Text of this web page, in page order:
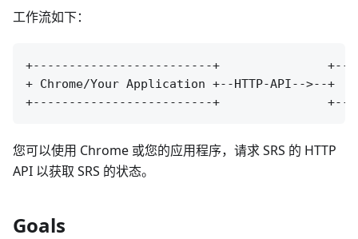
工作流如下：
+-------------------------+
+ Chrome/Your Application +--HTTP-API-->--+
您可以使用 Chrome 或您的应用程序，请求 SRS 的 HTTP
API 以获取 SRS 的状态。
Goals